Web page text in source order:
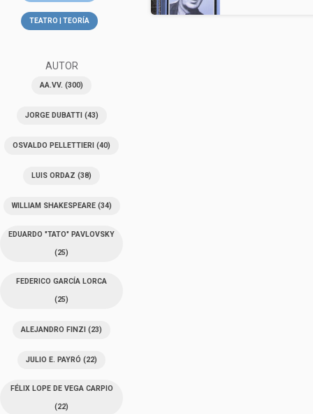
TEATRO | TEORÍA
AUTOR
AA.VV. (300)
JORGE DUBATTI(43)
OSVALDO PELLETTIERI (40)
LUIS ORDAZ (38)
WILLIAM SHAKESPEARE(34)
EDUARDO "TATO" PAVLOVSKY
(25)
FEDERICO GARCÍA LORCA
(25)
ALEJANDRO FINZI (23)
JULIO E. PAYRÓ (22)
FÉLIX LOPE DE VEGA CARPIO
(22)